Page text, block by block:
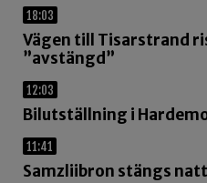
18:03
Vägen till Tisarstrand
”avstängd”
12:03
Bilutställning i
11:41
Samzliibron stängs